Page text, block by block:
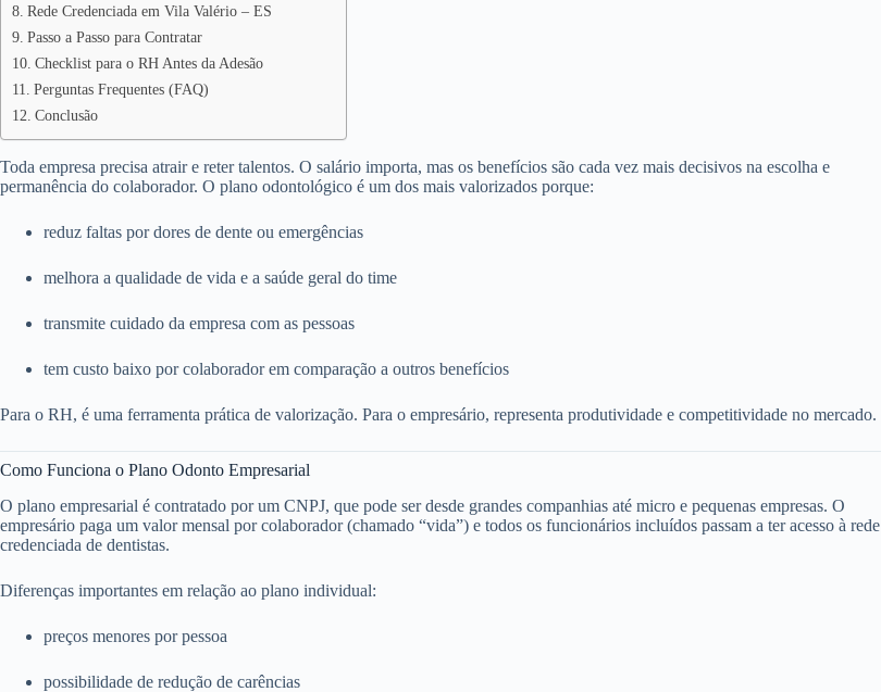
Rede Credenciada em Vila Valério – ES
Passo a Passo para Contratar
Checklist para o RH Antes da Adesão
Perguntas Frequentes (FAQ)
Conclusão
Toda empresa precisa atrair e reter talentos. O salário importa, mas os benefícios são cada vez mais decisivos na escolha e
permanência do colaborador. O plano odontológico é um dos mais valorizados porque:
reduz faltas por dores de dente ou emergências
melhora a qualidade de vida e a saúde geral do time
transmite cuidado da empresa com as pessoas
tem custo baixo por colaborador em comparação a outros benefícios
Para o RH, é uma ferramenta prática de valorização. Para o empresário, representa produtividade e competitividade no mercado.
Como Funciona o Plano Odonto Empresarial
O plano empresarial é contratado por um CNPJ, que pode ser desde grandes companhias até micro e pequenas empresas. O
empresário paga um valor mensal por colaborador (chamado “vida”) e todos os funcionários incluídos passam a ter acesso à rede
credenciada de dentistas.
Diferenças importantes em relação ao plano individual:
preços menores por pessoa
possibilidade de redução de carências